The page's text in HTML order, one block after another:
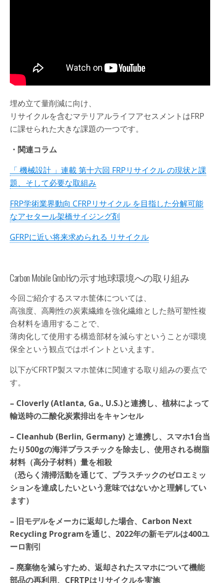
埋め立て量削減に向け、
リサイクルを含むマテリアルライフアセスメントはFRP
に課せられた大きな課題の一つです。
・関連コラム
「 機械設計 」連載 第十六回 FRPリサイクル の現状と課
題、そして必要な取組み
FRP学術業界動向 CFRPリサイクル を目指した分解可能
なアセタール架橋サイジング剤
GFRPに近い将来求められる リサイクル
Carbon Mobile GmbHの示す地球環境への取り組み
今回ご紹介するスマホ筐体については、
高強度、高剛性の炭素繊維を強化繊維とした熱可塑性複
合材料を適用することで、
薄肉化して使用する構造部材を減らすということが環境
保全という観点ではポイントといえます。
以下がCFRTP製スマホ筐体に関連する取り組みの要点で
す。
– Cloverly (Atlanta, Ga., U.S.)と連携し、植林によって
輸送時の二酸化炭素排出をキャンセル
– Cleanhub (Berlin, Germany) と連携し、スマホ1台当
たり500gの海洋プラスチックを除去し、使用される樹脂
材料（高分子材料）量を相殺
（恐らく清掃活動を通じて、プラスチックのゼロエミッ
ションを達成したいという意味ではないかと理解してい
ます）
– 旧モデルをメーカに返却した場合、Carbon Next
Recycling Programを通じ、2022年の新モデルは400ユ
ーロ割引
– 廃棄物を減らすため、返却されたスマホについて機能
部品の再利用、CFRTPはリサイクルを実施